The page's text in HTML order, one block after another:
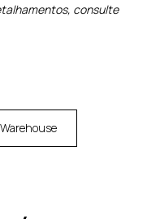
consulte